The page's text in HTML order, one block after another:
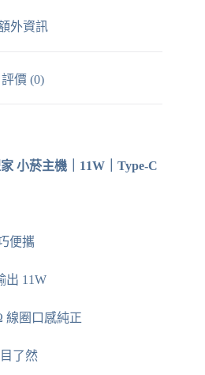
外資訊
評價 (0)
小菸主機｜11W｜Type-C
便攜
出 11W
線圈口感純正
了然